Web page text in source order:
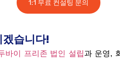
1:1 무료 컨설팅 문의
겠습니다!
바이 프리존 법인 설립과 운영,